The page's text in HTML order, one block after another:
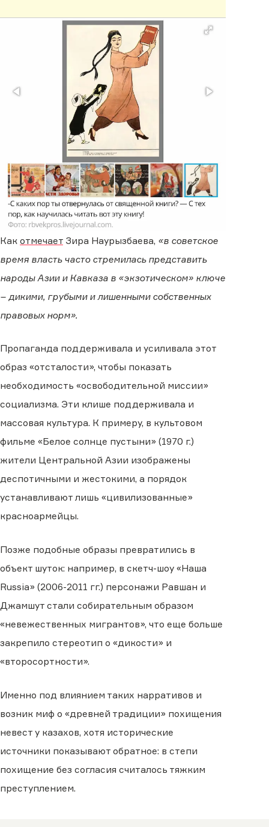
Как отмечает Зира Наурызбаева, «в советское
время власть часто стремилась представить
народы Азии и Кавказа в «экзотическом» ключе
– дикими, грубыми и лишенными собственных
правовых норм».
Пропаганда поддерживала и усиливала этот
образ «отсталости», чтобы показать
необходимость «освободительной миссии»
социализма. Эти клише поддерживала и
массовая культура. К примеру, в культовом
фильме «Белое солнце пустыни» (1970 г.)
жители Центральной Азии изображены
деспотичными и жестокими, а порядок
устанавливают лишь «цивилизованные»
красноармейцы.
Позже подобные образы превратились в
объект шуток: например, в скетч-шоу «Наша
Russia» (2006-2011 гг.) персонажи Равшан и
Джамшут стали собирательным образом
«невежественных мигрантов», что еще больше
закрепило стереотип о «дикости» и
«второсортности».
Именно под влиянием таких нарративов и
возник миф о «древней традиции» похищения
невест у казахов, хотя исторические
источники показывают обратное: в степи
похищение без согласия считалось тяжким
преступлением.